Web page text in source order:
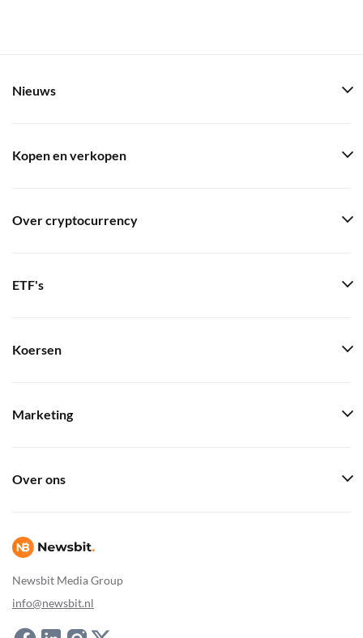
Newsbit Media Group
info@newsbit.nl
Nieuws
Kopen en verkopen
Over cryptocurrency
ETF's
Koersen
Marketing
Over ons